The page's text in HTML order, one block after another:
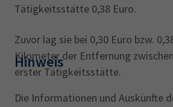
Tätigkeitsstätte 0,38 Euro.
Zuvor lag sie bei 0,30 Euro bzw.
Kilometer der Entfernung
erster Tätigkeitsstätte.
Hinweis
Die Informationen und Auskünfte